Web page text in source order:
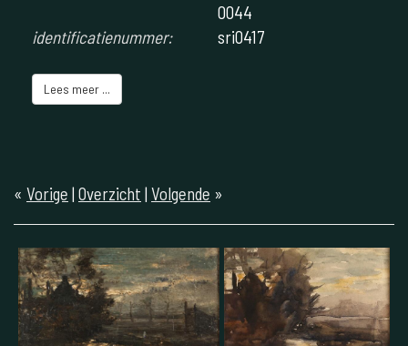
0044
identificatienummer:
sri0417
Lees meer ...
« Vorige | Overzicht | Volgende »